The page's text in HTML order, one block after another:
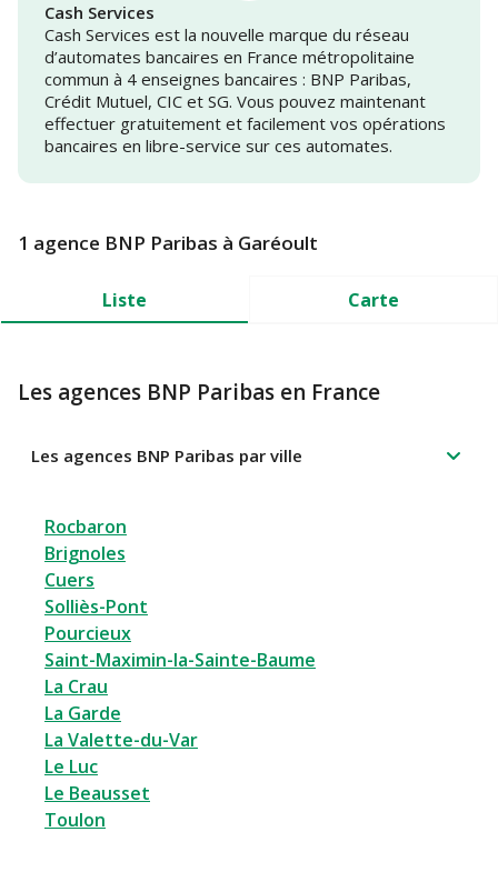
Cash Services
Cash Services est la nouvelle marque du réseau
d’automates bancaires en France métropolitaine
commun à 4 enseignes bancaires : BNP Paribas,
Crédit Mutuel, CIC et SG. Vous pouvez maintenant
effectuer gratuitement et facilement vos opérations
bancaires en libre-service sur ces automates.
1 agence BNP Paribas à Garéoult
Liste Carte
Les agences BNP Paribas en France
Les agences BNP Paribas par ville
Rocbaron
Brignoles
Cuers
Solliès-Pont
Pourcieux
Saint-Maximin-la-Sainte-Baume
La Crau
La Garde
La Valette-du-Var
Le Luc
Le Beausset
Toulon